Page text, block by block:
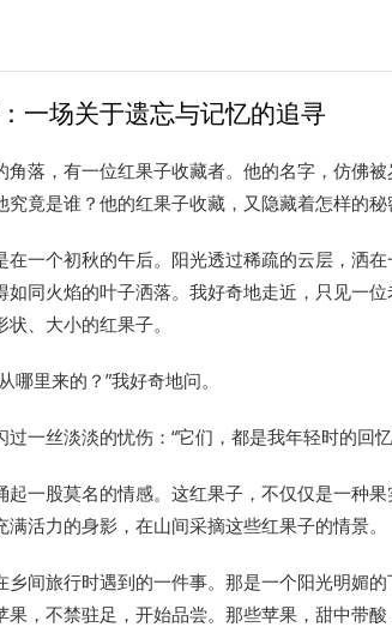
一场关于遗忘与记忆的追寻
角落，有一位红果子收藏者。他的名字，仿佛
究竟是谁？他的红果子收藏，又隐藏着怎样的秘
在一个初秋的午后。阳光透过稀疏的云层，洒
如同火焰的叶子洒落。我好奇地走近，只见一
、大小的红果子。
哪里来的？”我好奇地问。
一丝淡淡的忧伤：“它们，都是我年轻时的回
起一股莫名的情感。这红果子，不仅仅是一种
满活力的身影，在山间采摘这些红果子的情景。
乡间旅行时遇到的一件事。那是一个阳光明媚
果，不禁驻足，开始品尝。那些苹果，甜中带